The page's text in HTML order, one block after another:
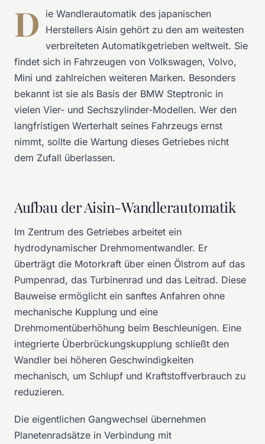
D
ie Wandlerautomatik des japanischen
Herstellers Aisin gehört zu den am weitesten
verbreiteten Automatikgetrieben weltweit. Sie
findet sich in Fahrzeugen von Volkswagen, Volvo,
Mini und zahlreichen weiteren Marken. Besonders
bekannt ist sie als Basis der BMW Steptronic in
vielen Vier- und Sechszylinder-Modellen. Wer den
langfristigen Werterhalt seines Fahrzeugs ernst
nimmt, sollte die Wartung dieses Getriebes nicht
dem Zufall überlassen.
Aufbau der Aisin-Wandlerautomatik
Im Zentrum des Getriebes arbeitet ein
hydrodynamischer Drehmomentwandler. Er
überträgt die Motorkraft über einen Ölstrom auf das
Pumpenrad, das Turbinenrad und das Leitrad. Diese
Bauweise ermöglicht ein sanftes Anfahren ohne
mechanische Kupplung und eine
Drehmomentüberhöhung beim Beschleunigen. Eine
integrierte Überbrückungskupplung schließt den
Wandler bei höheren Geschwindigkeiten
mechanisch, um Schlupf und Kraftstoffverbrauch zu
reduzieren.
Die eigentlichen Gangwechsel übernehmen
Planetenradsätze in Verbindung mit